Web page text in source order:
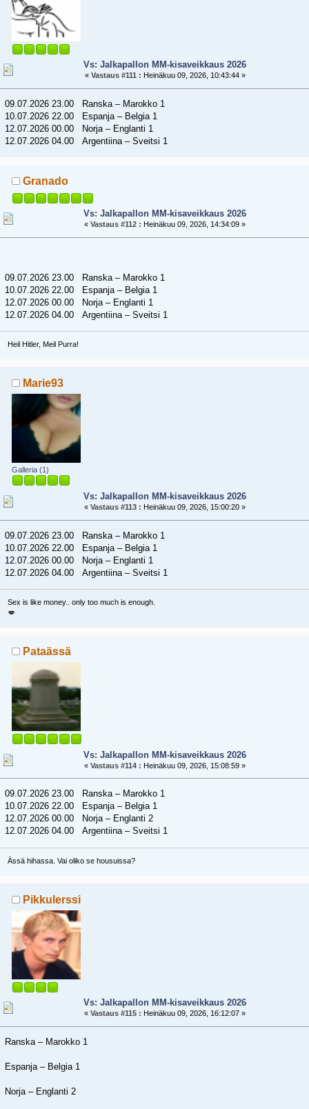
Vs: Jalkapallon MM-kisaveikkaus 2026
« Vastaus #111 : Heinäkuu 09, 2026, 10:43:44 »
09.07.2026 23.00 Ranska – Marokko 1
10.07.2026 22.00 Espanja – Belgia 1
12.07.2026 00.00 Norja – Englanti 1
12.07.2026 04.00 Argentiina – Sveitsi 1
Granado
Vs: Jalkapallon MM-kisaveikkaus 2026
«Vastaus #112 : Heinäkuu 09, 2026, 14:34:09 »
09.07.2026 23.00 Ranska – Marokko 1
10.07.2026 22.00 Espanja – Belgia 1
12.07.2026 00.00 Norja – Englanti 1
12.07.2026 04.00 Argentiina – Sveitsi 1
Heil Hitler, Meil Purra!
Marie93
Galleria (1)
Vs: Jalkapallon MM-kisaveikkaus 2026
«Vastaus #113 : Heinäkuu 09, 2026, 15:00:20 »
09.07.2026 23.00 Ranska – Marokko 1
10.07.2026 22.00 Espanja – Belgia 1
12.07.2026 00.00 Norja – Englanti 1
12.07.2026 04.00 Argentiina – Sveitsi 1
Sex is like money.. only too much is enough.
💋
Pataässä
Vs: Jalkapallon MM-kisaveikkaus 2026
«Vastaus #114 : Heinäkuu 09, 2026, 15:08:59 »
09.07.2026 23.00 Ranska – Marokko 1
10.07.2026 22.00 Espanja – Belgia 1
12.07.2026 00.00 Norja – Englanti 2
12.07.2026 04.00 Argentiina – Sveitsi 1
Ässä hihassa. Vai oliko se housuissa?
Pikkulerssi
Vs: Jalkapallon MM-kisaveikkaus 2026
«Vastaus #115 : Heinäkuu 09, 2026, 16:12:07 »
Ranska – Marokko 1
Espanja – Belgia 1
Norja – Englanti 2